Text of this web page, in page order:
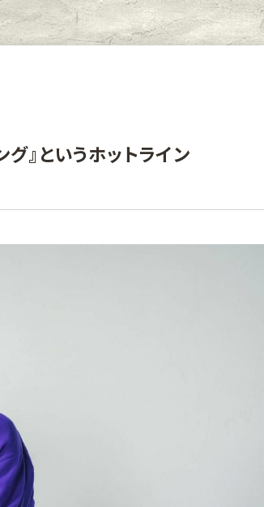
』というホットライン